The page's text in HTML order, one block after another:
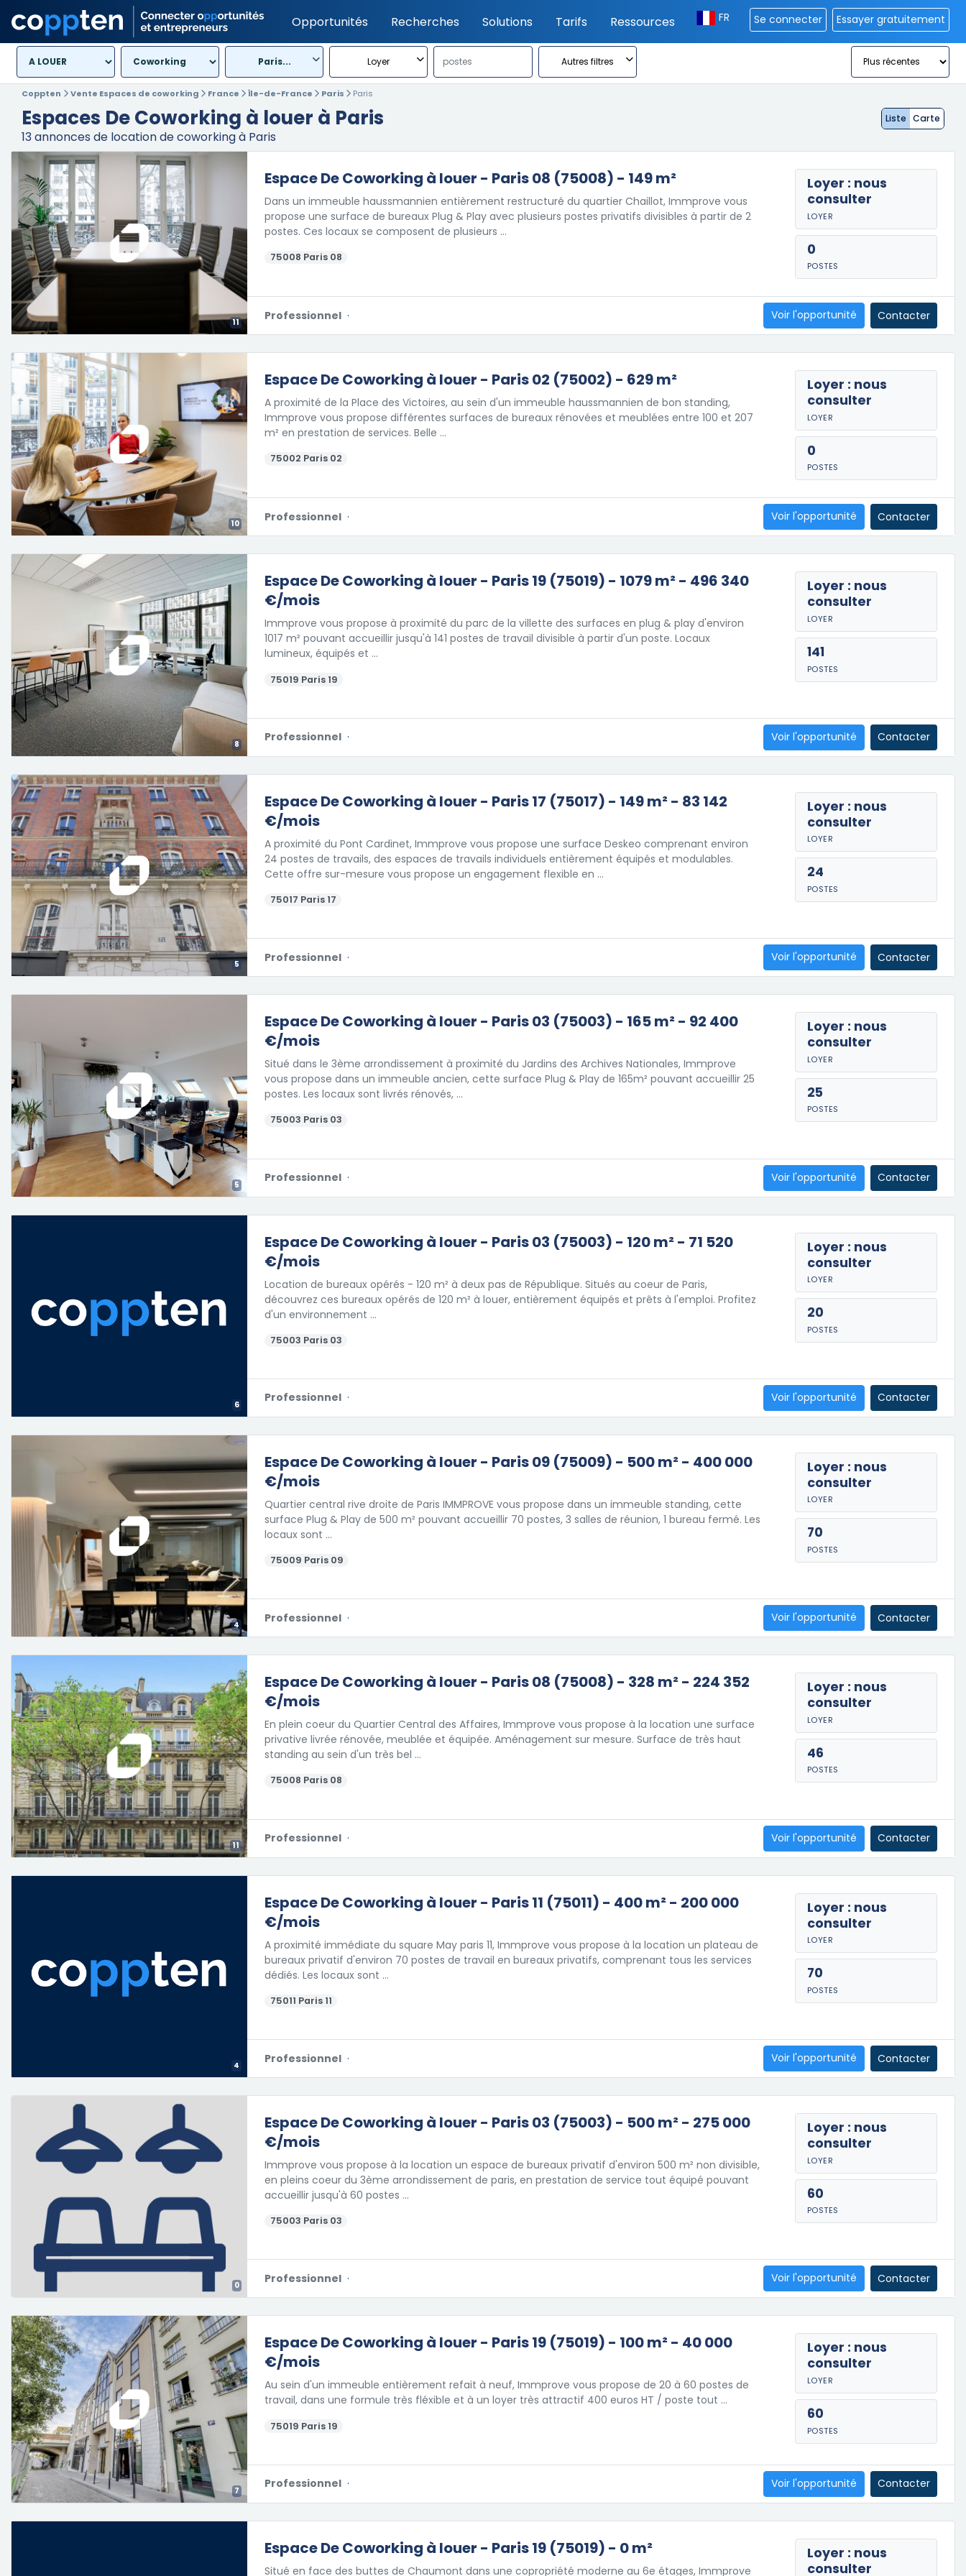
Opportunités Recherches Solutions Tarifs Ressources FR Se connecter Essayer gratuitement
Paris... Loyer Autres filtres
Coppten Vente Espaces de coworking France Île-de-France Paris Paris
Espaces De Coworking à louer à Paris
13annonces de location de coworking à Paris
Liste Carte
11
Espace De Coworking à louer - Paris 08 (75008) - 149 m²
Dans un immeuble haussmannien entièrement restructuré du quartier Chaillot, Immprove vous
propose une surface de bureaux Plug & Play avec plusieurs postes privatifs divisibles à partir de 2
postes. Ces locaux se composent de plusieurs …
75008 Paris 08
Loyer : nous
consulter
LOYER
0
POSTES
Professionnel · Voir l'opportunité Contacter
10
Espace De Coworking à louer - Paris 02 (75002) - 629 m²
A proximité de la Place des Victoires, au sein d'un immeuble haussmannien de bon standing,
Immprove vous propose différentes surfaces de bureaux rénovées et meublées entre 100 et 207
m² en prestation de services. Belle …
75002 Paris 02
Loyer : nous
consulter
LOYER
0
POSTES
Professionnel · Voir l'opportunité Contacter
8
Espace De Coworking à louer - Paris 19 (75019) - 1079 m² - 496 340
€/mois
Immprove vous propose à proximité du parc de la villette des surfaces en plug & play d'environ
1017 m² pouvant accueillir jusqu'à 141 postes de travail divisible à partir d'un poste. Locaux
lumineux, équipés et …
75019 Paris 19
Loyer : nous
consulter
LOYER
141
POSTES
Professionnel · Voir l'opportunité Contacter
5
Espace De Coworking à louer - Paris 17 (75017) - 149 m² - 83 142
€/mois
A proximité du Pont Cardinet, Immprove vous propose une surface Deskeo comprenant environ
24 postes de travails, des espaces de travails individuels entièrement équipés et modulables.
Cette offre sur-mesure vous propose un engagement flexible en …
75017 Paris 17
Loyer : nous
consulter
LOYER
24
POSTES
Professionnel · Voir l'opportunité Contacter
5
Espace De Coworking à louer - Paris 03 (75003) - 165 m² - 92 400
€/mois
Situé dans le 3ème arrondissement à proximité du Jardins des Archives Nationales, Immprove
vous propose dans un immeuble ancien, cette surface Plug & Play de 165m² pouvant accueillir 25
postes. Les locaux sont livrés rénovés, …
75003 Paris 03
Loyer : nous
consulter
LOYER
25
POSTES
Professionnel · Voir l'opportunité Contacter
6
Espace De Coworking à louer - Paris 03 (75003) - 120 m² - 71 520
€/mois
Location de bureaux opérés - 120 m² à deux pas de République. Situés au coeur de Paris,
découvrez ces bureaux opérés de 120 m² à louer, entièrement équipés et prêts à l'emploi. Profitez
d'un environnement …
75003 Paris 03
Loyer : nous
consulter
LOYER
20
POSTES
Professionnel · Voir l'opportunité Contacter
4
Espace De Coworking à louer - Paris 09 (75009) - 500 m² - 400 000
€/mois
Quartier central rive droite de Paris IMMPROVE vous propose dans un immeuble standing, cette
surface Plug & Play de 500 m² pouvant accueillir 70 postes, 3 salles de réunion, 1 bureau fermé. Les
locaux sont …
75009 Paris 09
Loyer : nous
consulter
LOYER
70
POSTES
Professionnel · Voir l'opportunité Contacter
11
Espace De Coworking à louer - Paris 08 (75008) - 328 m² - 224 352
€/mois
En plein coeur du Quartier Central des Affaires, Immprove vous propose à la location une surface
privative livrée rénovée, meublée et équipée. Aménagement sur mesure. Surface de très haut
standing au sein d'un très bel …
75008 Paris 08
Loyer : nous
consulter
LOYER
46
POSTES
Professionnel · Voir l'opportunité Contacter
4
Espace De Coworking à louer - Paris 11 (75011) - 400 m² - 200 000
€/mois
A proximité immédiate du square May paris 11, Immprove vous propose à la location un plateau de
bureaux privatif d'environ 70 postes de travail en bureaux privatifs, comprenant tous les services
dédiés. Les locaux sont …
75011 Paris 11
Loyer : nous
consulter
LOYER
70
POSTES
Professionnel · Voir l'opportunité Contacter
0
Espace De Coworking à louer - Paris 03 (75003) - 500 m² - 275 000
€/mois
Immprove vous propose à la location un espace de bureaux privatif d'environ 500 m² non divisible,
en pleins coeur du 3ème arrondissement de paris, en prestation de service tout équipé pouvant
accueillir jusqu'à 60 postes …
75003 Paris 03
Loyer : nous
consulter
LOYER
60
POSTES
Professionnel · Voir l'opportunité Contacter
7
Espace De Coworking à louer - Paris 19 (75019) - 100 m² - 40 000
€/mois
Au sein d'un immeuble entièrement refait à neuf, Immprove vous propose de 20 à 60 postes de
travail, dans une formule très fléxible et à un loyer très attractif 400 euros HT / poste tout …
75019 Paris 19
Loyer : nous
consulter
LOYER
60
POSTES
Professionnel · Voir l'opportunité Contacter
Espace De Coworking à louer - Paris 19 (75019) - 0 m²
Situé en face des buttes de Chaumont dans une copropriété moderne au 6e étages, Immprove
Loyer : nous
consulter